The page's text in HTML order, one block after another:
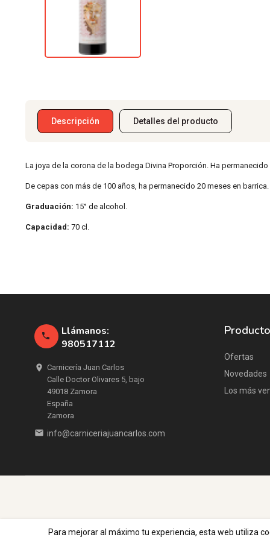
Descripción Detalles del producto
La joya de la corona de la bodega Divina Proporción. Ha
De cepas con más de 100 años, ha permanecido 20 meses en
Graduación: 15° de alcohol.
Capacidad: 70 cl.

Llámanos:
980517112
 Carnicería Juan Carlos
Calle Doctor Olivares 5, bajo
49018 Zamora
España
Zamora
 info@carniceriajuancarlos.com
Ofertas
Novedades
Los más
Para mejorar al máximo tu experiencia, esta web utiliza